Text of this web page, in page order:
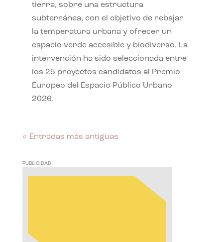
tierra, sobre una estructura
subterránea, con el objetivo de rebajar
la temperatura urbana y ofrecer un
espacio verde accesible y biodiverso. La
intervención ha sido seleccionada entre
los 25 proyectos candidatos al Premio
Europeo del Espacio Público Urbano
2026.
« Entradas más antiguas
PUBLICIDAD